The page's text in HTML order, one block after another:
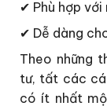
✔ Phù hợp
✔ Dễ dàng
Theo những
tư, tất các
có ít nhất